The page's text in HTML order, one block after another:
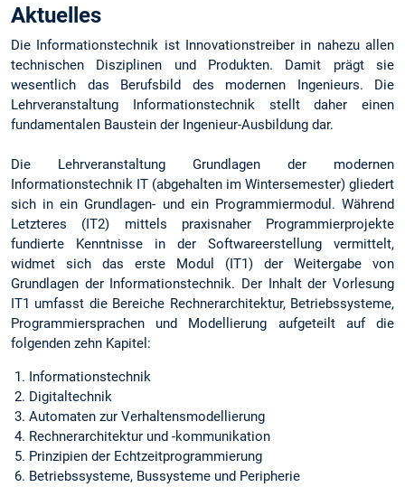
Aktuelles
Die Informationstechnik ist Innovationstreiber in nahezu allen
technischen Disziplinen und Produkten. Damit prägt sie
wesentlich das Berufsbild des modernen Ingenieurs. Die
Lehrveranstaltung Informationstechnik stellt daher einen
fundamentalen Baustein der Ingenieur-Ausbildung dar.
Die Lehrveranstaltung Grundlagen der modernen
Informationstechnik IT (abgehalten im Wintersemester) gliedert
sich in ein Grundlagen- und ein Programmiermodul. Während
Letzteres (IT2) mittels praxisnaher Programmierprojekte
fundierte Kenntnisse in der Softwareerstellung vermittelt,
widmet sich das erste Modul (IT1) der Weitergabe von
Grundlagen der Informationstechnik. Der Inhalt der Vorlesung
IT1 umfasst die Bereiche Rechnerarchitektur, Betriebssysteme,
Programmiersprachen und Modellierung aufgeteilt auf die
folgenden zehn Kapitel:
Informationstechnik
Digitaltechnik
Automaten zur Verhaltensmodellierung
Rechnerarchitektur und -kommunikation
Prinzipien der Echtzeitprogrammierung
Betriebssysteme, Bussysteme und Peripherie